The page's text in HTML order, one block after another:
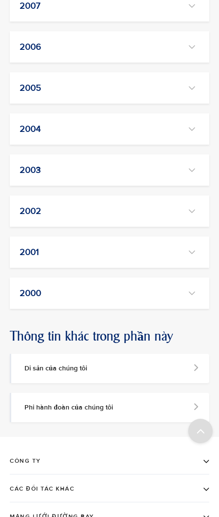
2007
2006
2005
2004
2003
2002
2001
2000
Thông tin khác trong phần này
Di sản của chúng tôi
Phi hành đoàn của chúng tôi